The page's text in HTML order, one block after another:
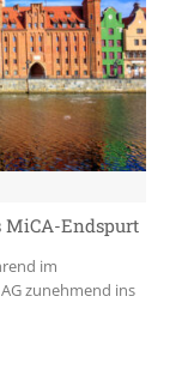
MiCA-Endspurt
im
zunehmend ins